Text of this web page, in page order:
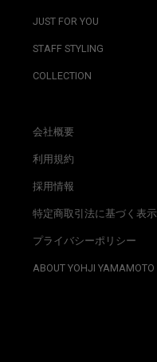
JUST FOR YOU
STAFF STYLING
COLLECTION
会社概要
利用規約
採用情報
特定商取引法に基づく表示
プライバシーポリシー
ABOUT YOHJI YAMAMOTO